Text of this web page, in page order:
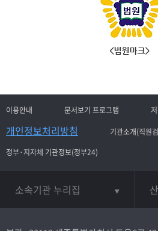
이용안내 문서보기 프로그램
개인정보처리방침
기관소개(직원
정부·지자체 기관정보(정부24)
소속기관 누리집